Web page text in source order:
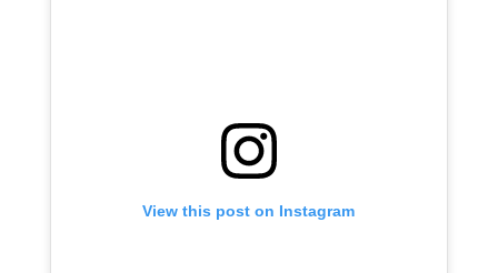
View this post on Instagram